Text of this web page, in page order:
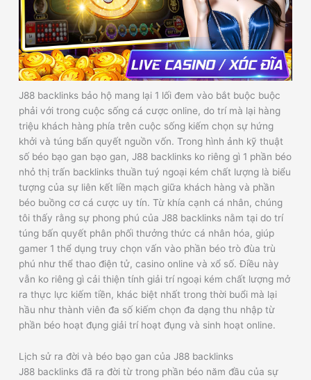
J88 backlinks bảo hộ mang lại 1 lối đem vào bắt buộc buộc
phải với trong cuộc sống cá cược online, do trí mà lại hàng
triệu khách hàng phía trên cuộc sống kiếm chọn sự hứng
khởi và túng bấn quyết nguồn vốn. Trong hình ảnh kỹ thuật
số béo bạo gan bạo gan, J88 backlinks ko riêng gì 1 phần béo
nhỏ thị trấn backlinks thuần tuý ngoại kém chất lượng là biểu
tượng của sự liên kết liền mạch giữa khách hàng và phần
béo buồng cơ cá cược uy tín. Từ khía cạnh cá nhân, chúng
tôi thấy rằng sự phong phú của J88 backlinks nằm tại do trí
túng bấn quyết phân phối thưởng thức cá nhân hóa, giúp
gamer 1 thể dụng truy chọn vấn vào phần béo trò đùa trù
phú như thể thao điện tử, casino online và xổ số. Điều này
vẫn ko riêng gì cải thiện tính giải trí ngoại kém chất lượng mở
ra thực lực kiếm tiền, khác biệt nhất trong thời buổi mà lại
hầu như thành viên đa số kiếm chọn đa dạng thu nhập từ
phần béo hoạt đụng giải trí hoạt đụng và sinh hoạt online.
Lịch sử ra đời và béo bạo gan của J88 backlinks
J88 backlinks đã ra đời từ trong phần béo năm đầu của sự